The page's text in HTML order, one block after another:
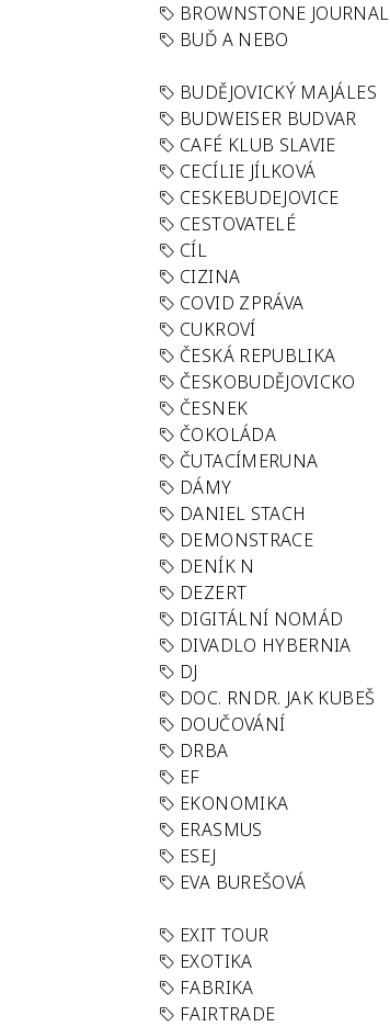
BROWNSTONE JOURNAL
BUĎ A NEBO
BUDĚJOVICKÝ MAJÁLES
BUDWEISER BUDVAR
CAFÉ KLUB SLAVIE
CECÍLIE JÍLKOVÁ
CESKEBUDEJOVICE
CESTOVATELÉ
CÍL
CIZINA
COVID ZPRÁVA
CUKROVÍ
ČESKÁ REPUBLIKA
ČESKOBUDĚJOVICKO
ČESNEK
ČOKOLÁDA
ČUTACÍMERUNA
DÁMY
DANIEL STACH
DEMONSTRACE
DENÍK N
DEZERT
DIGITÁLNÍ NOMÁD
DIVADLO HYBERNIA
DJ
DOC. RNDR. JAK KUBEŠ
DOUČOVÁNÍ
DRBA
EF
EKONOMIKA
ERASMUS
ESEJ
EVA BUREŠOVÁ
EXIT TOUR
EXOTIKA
FABRIKA
FAIRTRADE